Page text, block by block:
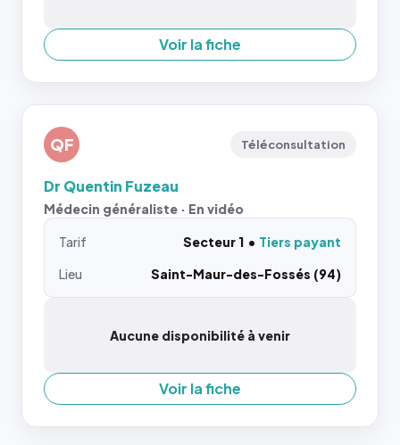
Voir la fiche
QF Téléconsultation
Dr Quentin Fuzeau
Médecin généraliste · En vidéo
Tarif Secteur 1
Tiers payant
Lieu
Saint-Maur-des-Fossés (94)
Aucune disponibilité à venir
Voir la fiche